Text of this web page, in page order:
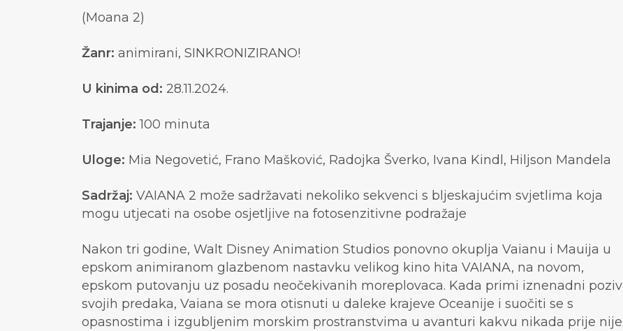
(Moana 2)
Žanr: animirani, SINKRONIZIRANO!
U kinima od: 28.11.2024.
Trajanje:100 minuta
Uloge: Mia Negovetić, Frano Mašković, Radojka Šverko, Ivana Kindl, Hiljson Mandela
Sadržaj: VAIANA 2 može sadržavati nekoliko sekvenci s bljeskajućim svjetlima koja
mogu utjecati na osobe osjetljive na fotosenzitivne podražaje
Nakon tri godine, Walt Disney Animation Studios ponovno okuplja Vaianu i Mauija u
epskom animiranom glazbenom nastavku velikog kino hita VAIANA, na novom,
epskom putovanju uz posadu neočekivanih moreplovaca. Kada primi iznenadni poziv
svojih predaka, Vaiana se mora otisnuti u daleke krajeve Oceanije i suočiti se s
opasnostima i izgubljenim morskim prostranstvima u avanturi kakvu nikada prije nije